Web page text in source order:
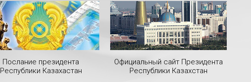
Послание президента
Республики Казахастан
Официальный сайт Президента
Республики Казахстан